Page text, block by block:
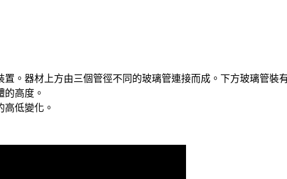
。器材上方由三個管徑不同的玻璃管連接而成。下方玻璃管裝
高度。
低變化。